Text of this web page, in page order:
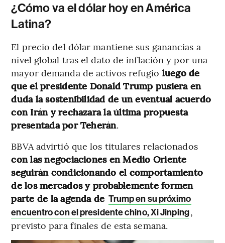
¿Cómo va el dólar hoy en América
Latina?
El precio del dólar mantiene sus ganancias a
nivel global tras el dato de inflación y por una
mayor demanda de activos refugio luego de
que el presidente Donald Trump pusiera en
duda la sostenibilidad de un eventual acuerdo
con Irán y rechazara la última propuesta
presentada por Teherán.
BBVA advirtió que los titulares relacionados
con las negociaciones en Medio Oriente
seguirán condicionando el comportamiento
de los mercados y probablemente formen
parte de la agenda de Trump en su próximo
encuentro con el presidente chino, Xi Jinping,
previsto para finales de esta semana.